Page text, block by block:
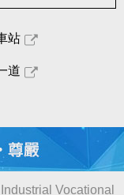
站
道
Vocational